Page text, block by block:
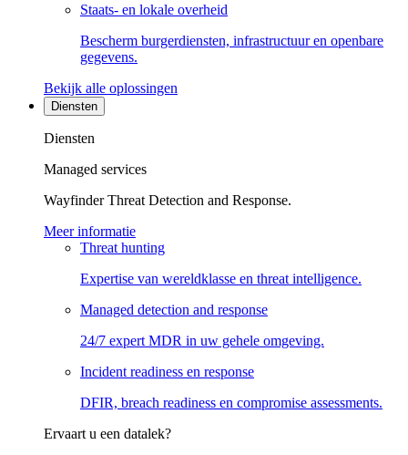
Staats- en lokale overheid
Bescherm burgerdiensten, infrastructuur en openbare
gegevens.
Bekijk alle oplossingen
Diensten
Diensten
Managed services
Wayfinder Threat Detection and Response.
Meer informatie
Threat hunting
Expertise van wereldklasse en threat intelligence.
Managed detection and response
24/7 expert MDR in uw gehele omgeving.
Incident readiness en response
DFIR, breach readiness en compromise assessments.
Ervaart u een datalek?